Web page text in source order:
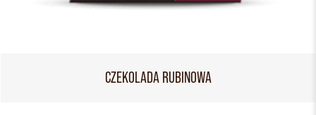
CZEKOLADA RUBINOWA